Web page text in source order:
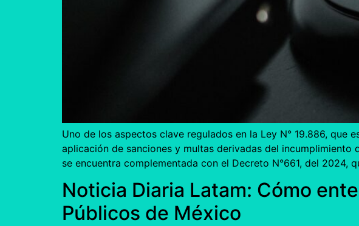
Uno de los aspectos clave regulados en la Ley N° 19.886, que
aplicación de sanciones y multas derivadas del
se encuentra complementada con el Decreto N°661, del 2024,
Noticia Diaria Latam: Cómo
Públicos de México